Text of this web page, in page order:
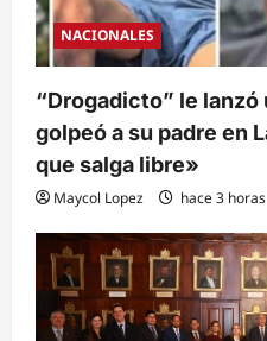
NACIONALES
“Drogadicto” le lanzó
golpeó a su padre en
que salga libre»
Maycol Lopez hace 3 horas